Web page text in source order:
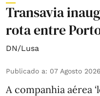
Transavia
rota entre
DN/Lusa
Publicado a: 07 Agosto
A companhia aérea